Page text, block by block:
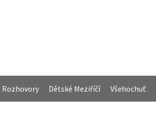
Rozhovory Dětské Meziříčí Všehochuť